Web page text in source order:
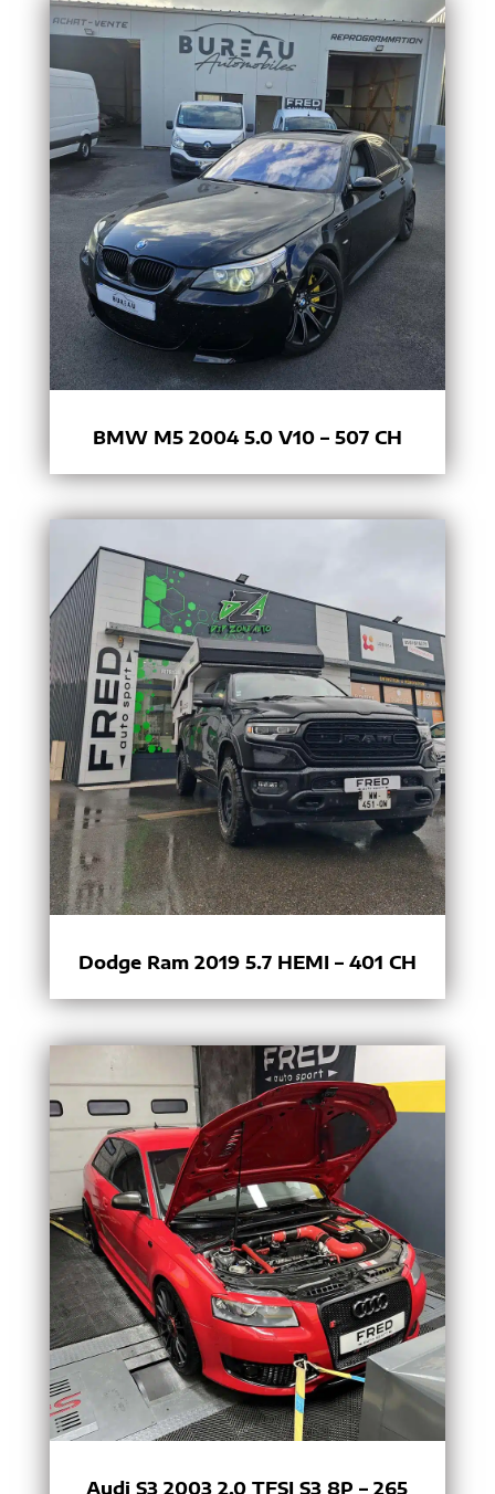
BMW M5 2004 5.0 V10 – 507 CH
Dodge Ram 2019 5.7 HEMI – 401 CH
Audi S3 2003 2.0 TFSI S3 8P – 265